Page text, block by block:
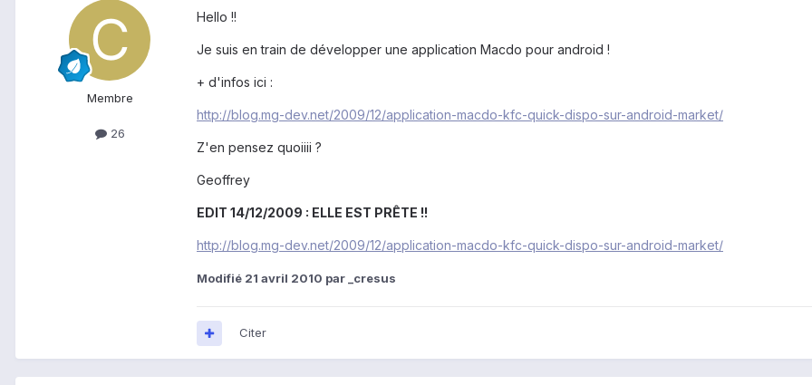
Membre
26
Hello !!
Je suis en train de développer une application Macdo pour android !
+ d'infos ici :
http://blog.mg-dev.net/2009/12/application-macdo-kfc-quick-dispo-sur-android-market/
Z'en pensez quoiiii ?
Geoffrey
EDIT 14/12/2009 : ELLE EST PRÊTE !!
http://blog.mg-dev.net/2009/12/application-macdo-kfc-quick-dispo-sur-android-market/
Modifié 21 avril 2010 par _cresus
Citer